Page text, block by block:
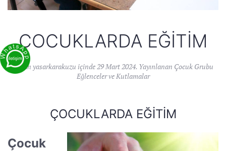
ÇOCUKLARDA EĞITIM
Yazan yasarkarakuzu içinde 29 Mart 2024. Yayınlanan Çocuk Grubu
Eğlenceler ve Kutlamalar
ÇOCUKLARDA EĞITIM
Çocuk